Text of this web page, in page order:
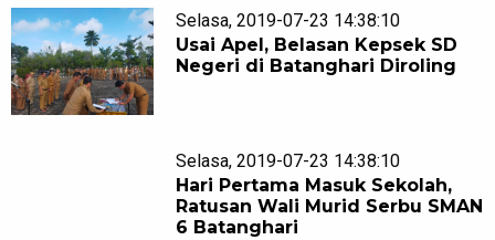
Selasa, 2019-07-23 14:38:10
Usai Apel, Belasan Kepsek SD
Negeri di Batanghari Diroling
Selasa, 2019-07-23 14:38:10
Hari Pertama Masuk Sekolah,
Ratusan Wali Murid Serbu SMAN
6 Batanghari